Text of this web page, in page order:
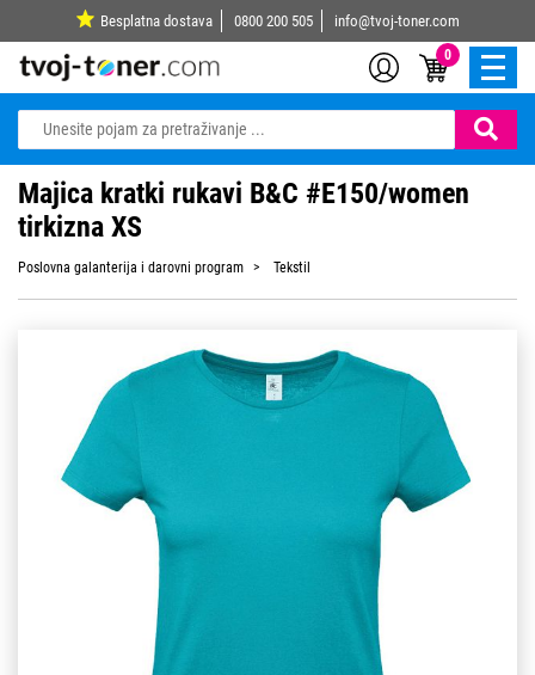
Besplatna dostava 0800 200 505 info@tvoj-toner.com
0
Majica kratki rukavi B&C #E150/women
tirkizna XS
Poslovna galanterija i darovni program Tekstil